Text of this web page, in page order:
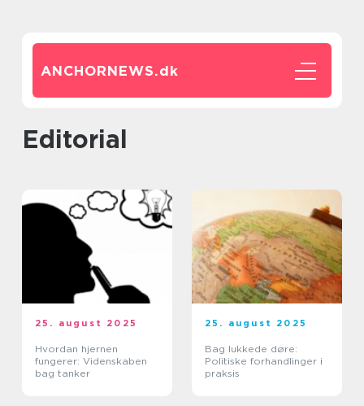
ANCHORNEWS.dk
editorial
25. august 2025
Hvordan hjernen
fungerer: Videnskaben
bag tanker
25. august 2025
Bag lukkede døre:
Politiske forhandlinger i
praksis